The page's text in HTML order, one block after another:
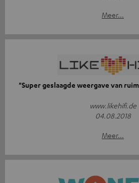
Meer...
"Super geslaagde weergave van
www.likehifi.de
04.08.2018
Meer...